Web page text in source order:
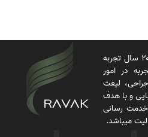
مرکز زیبایی راوک با بیش از ۲۰ سال تجربه
در امور
لیفت
و با هدف
رسانی
میباشد.